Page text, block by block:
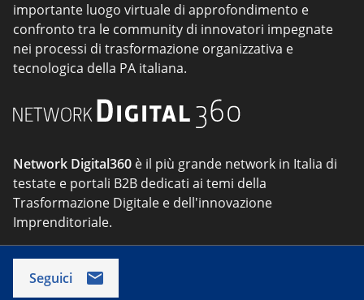
importante luogo virtuale di approfondimento e
confronto tra le community di innovatori impegnate
nei processi di trasformazione organizzativa e
tecnologica della PA italiana.
Network Digital360 è il più grande network in Italia di
testate e portali B2B dedicati ai temi della
Trasformazione Digitale e dell'innovazione
Imprenditoriale.
Seguici